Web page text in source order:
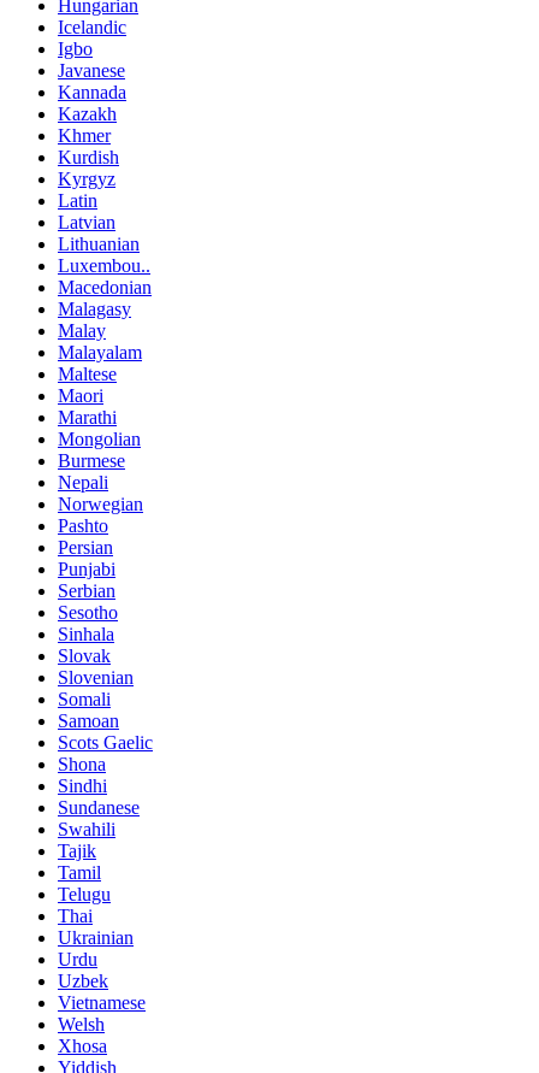
Hungarian
Icelandic
Igbo
Javanese
Kannada
Kazakh
Khmer
Kurdish
Kyrgyz
Latin
Latvian
Lithuanian
Luxembou..
Macedonian
Malagasy
Malay
Malayalam
Maltese
Maori
Marathi
Mongolian
Burmese
Nepali
Norwegian
Pashto
Persian
Punjabi
Serbian
Sesotho
Sinhala
Slovak
Slovenian
Somali
Samoan
Scots Gaelic
Shona
Sindhi
Sundanese
Swahili
Tajik
Tamil
Telugu
Thai
Ukrainian
Urdu
Uzbek
Vietnamese
Welsh
Xhosa
Yiddish